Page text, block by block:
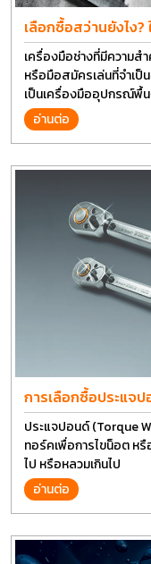
เลือกซื้อสว่านยังไง?
เครื่องมือช่างที่มีความส
หรือมือสมัครเล่นที่จำเป็
เป็นเครื่องมืออุปกรณ์พื้น
เรียกว่า เป็นเครื่องมือที่ใ
อ่านต่อ
การเลือกซื้อประแจ
ประแจปอนด์ (Torque
ทอร์คเพื่อการไขน็อต ห
ไป หรือหลวมเกินไป
อ่านต่อ